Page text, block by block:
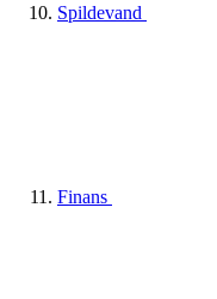
Spildevand
Finans